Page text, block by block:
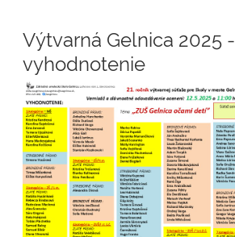
Výtvarná Gelnica 2025 -
vyhodnotenie